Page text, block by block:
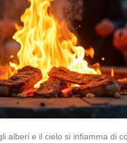
alberi e il cielo si infiamma di